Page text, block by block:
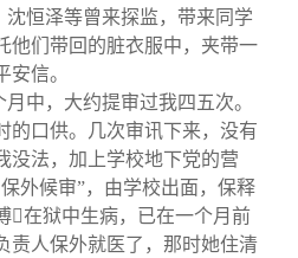
恒泽等曾来探监，带来同学
他们带回的脏衣服中，夹带一
信。
中，大约提审过我四五次。
的口供。几次审讯下来，没有
没法，加上学校地下党的营
外候审”，由学校出面，保释
在狱中生病，已在一个月前
责人保外就医了，那时她住清